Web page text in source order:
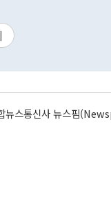
뉴스통신사 뉴스핌